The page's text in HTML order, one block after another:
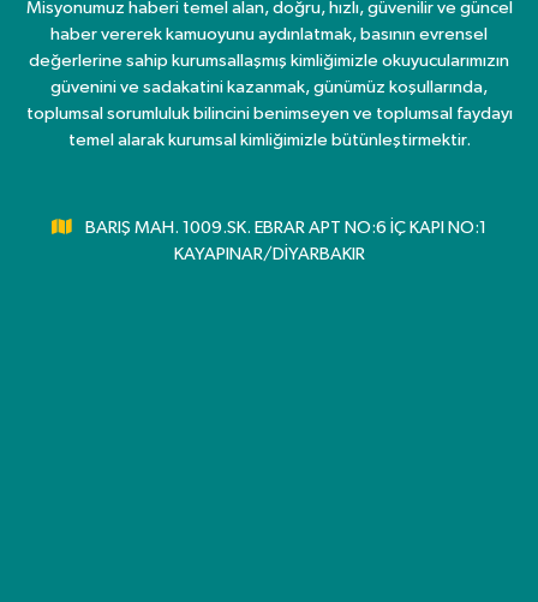
Misyonumuz haberi temel alan, doğru, hızlı, güvenilir ve güncel
haber vererek kamuoyunu aydınlatmak, basının evrensel
değerlerine sahip kurumsallaşmış kimliğimizle okuyucularımızın
güvenini ve sadakatini kazanmak, günümüz koşullarında,
toplumsal sorumluluk bilincini benimseyen ve toplumsal faydayı
temel alarak kurumsal kimliğimizle bütünleştirmektir.
BARIŞ MAH. 1009.SK. EBRAR APT NO:6 İÇ KAPI NO:1
KAYAPINAR/DİYARBAKIR